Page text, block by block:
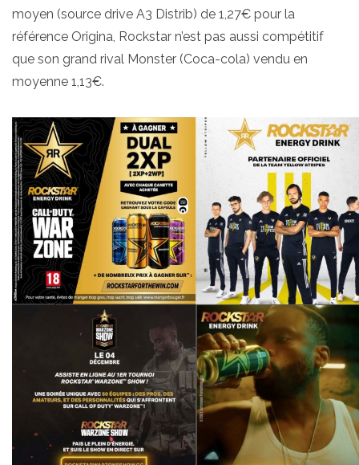
moyen (source drive A3 Distrib) de 1,27€ pour la
référence Origina, Rockstar n’est pas aussi compétitif
que son grand rival Monster (Coca-cola) vendu en
moyenne 1,13€.